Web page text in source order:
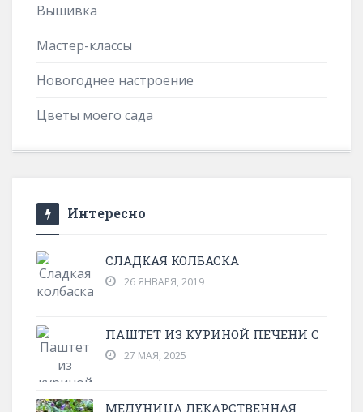
Вышивка
Мастер-классы
Новогоднее настроение
Цветы моего сада
Интересно
СЛАДКАЯ КОЛБАСКА
26 ЯНВАРЯ, 2019
ПАШТЕТ ИЗ КУРИНОЙ ПЕЧЕНИ С
27 МАЯ, 2025
МЕДУНИЦА ЛЕКАРСТВЕННАЯ